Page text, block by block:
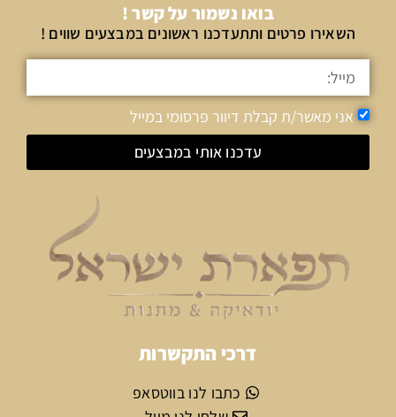
בואו נשמור על קשר !
השאירו פרטים ותתעדכנו ראשונים במבצעים שווים !
אני מאשר/ת קבלת דיוור פרסומי במייל
עדכנו אותי במבצעים
דרכי התקשרות
כתבו לנו בווטסאפ